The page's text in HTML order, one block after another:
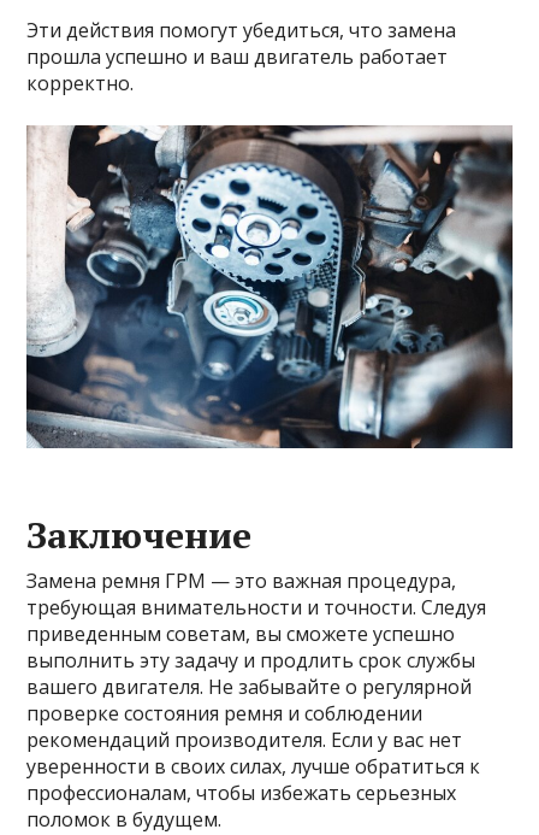
Эти действия помогут убедиться, что замена
прошла успешно и ваш двигатель работает
корректно.
Заключение
Замена ремня ГРМ — это важная процедура,
требующая внимательности и точности. Следуя
приведенным советам, вы сможете успешно
выполнить эту задачу и продлить срок службы
вашего двигателя. Не забывайте о регулярной
проверке состояния ремня и соблюдении
рекомендаций производителя. Если у вас нет
уверенности в своих силах, лучше обратиться к
профессионалам, чтобы избежать серьезных
поломок в будущем.